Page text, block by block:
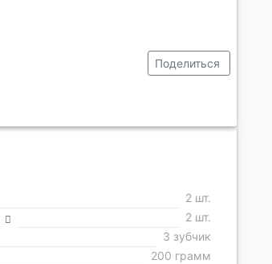
Поделиться
2 шт.
2 шт.
3 зубчик
200 грамм